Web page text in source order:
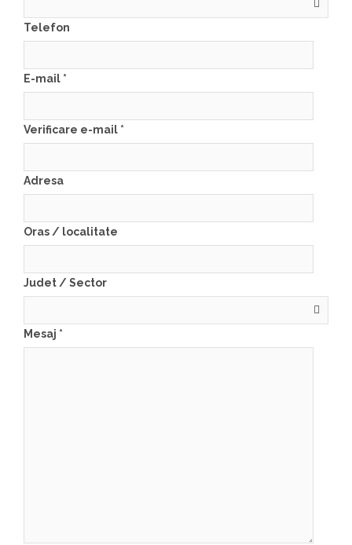
Telefon
E-mail *
Verificare e-mail *
Adresa
Oras / localitate
Judet / Sector
Mesaj *